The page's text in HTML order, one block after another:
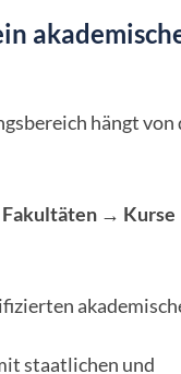
hängt
→
staatlichen und